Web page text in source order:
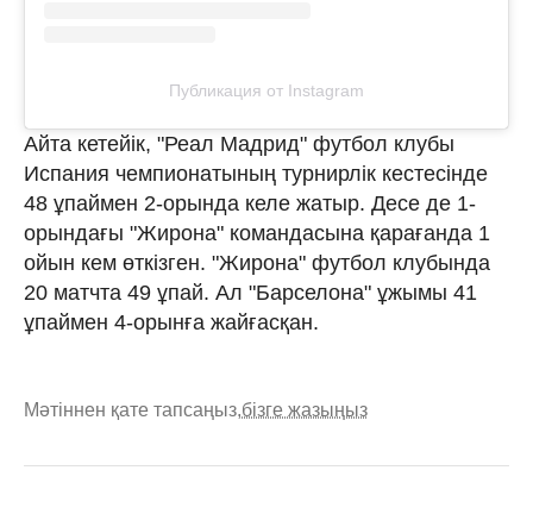
Публикация от Instagram
Айта кетейік, "Реал Мадрид" футбол клубы
Испания чемпионатының турнирлік кестесінде
48 ұпаймен 2-орында келе жатыр. Десе де 1-
орындағы "Жирона" командасына қарағанда 1
ойын кем өткізген. "Жирона" футбол клубында
20 матчта 49 ұпай. Ал "Барселона" ұжымы 41
ұпаймен 4-орынға жайғасқан.
Мәтіннен қате тапсаңыз,бізге жазыңыз